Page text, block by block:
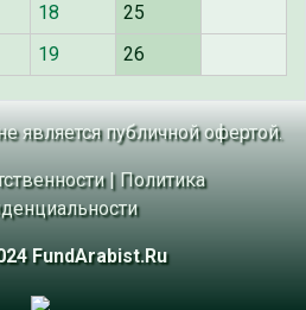
18
25
19 26
является публичной офертой.
| Политика
FundArabist.Ru